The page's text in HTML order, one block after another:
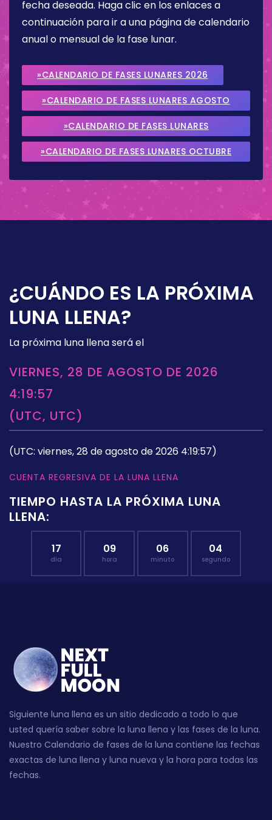
fecha deseada. Haga clic en los enlaces a
continuación para ir a una página de calendario
anual o mensual de la fase lunar.
»CALENDARIO DE FASES LUNARES 2026
»CALENDARIO DE FASES LUNARES AGOSTO
2026
»CALENDARIO DE FASES LUNARES
SEPTIEMBRE 2026
»CALENDARIO DE FASES LUNARES OCTUBRE
¿CUÁNDO ES LA PRÓXIMA
LUNA LLENA?
La próxima luna llena será el
VIERNES, 28 DE AGOSTO DE 2026
4:19:57
(UTC, UTC)
(UTC: viernes, 28 de agosto de 2026 4:19:57)
CUENTA REGRESIVA DE LA LUNA LLENA
TIEMPO HASTA LA PRÓXIMA LUNA
LLENA:
17
día
09
hora
06
minuto
04
segundo
Siguiente luna llena es un sitio dedicado a todo lo que
usted quería saber sobre la luna llena y las fases de la luna.
Nuestro Calendario de fases de la luna contiene las fechas
exactas de luna llena y luna nueva y la hora para todas las
fechas.